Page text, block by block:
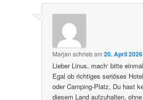
Marjan schriebam20. April
Lieber Linus, mach‘ bitte
Egal ob richtiges seriöses
oder Camping-Platz, Du hast
diesem Land aufzuhalten,